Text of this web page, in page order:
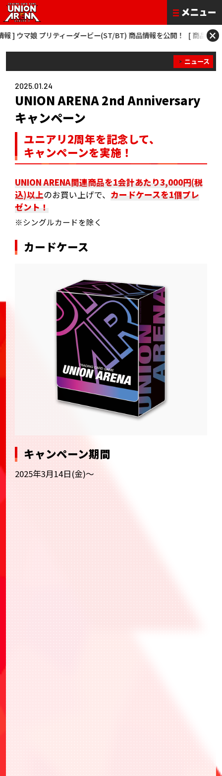
マ娘 プリティーダービー(ST/BT) 商品情報を公開！ [ 商品情報 ] 僕
×
ニュース
2025.01.24
UNION ARENA 2nd Anniversary
キャンペーン
ユニアリ2周年を記念して、
キャンペーンを実施！
UNION ARENA関連商品を1会計あたり3,000円(税
込)以上のお買い上げで、 カードケースを1個プレ
ゼント！
※シングルカードを除く​
カードケース
キャンペーン期間
2025年3月14日(金)～